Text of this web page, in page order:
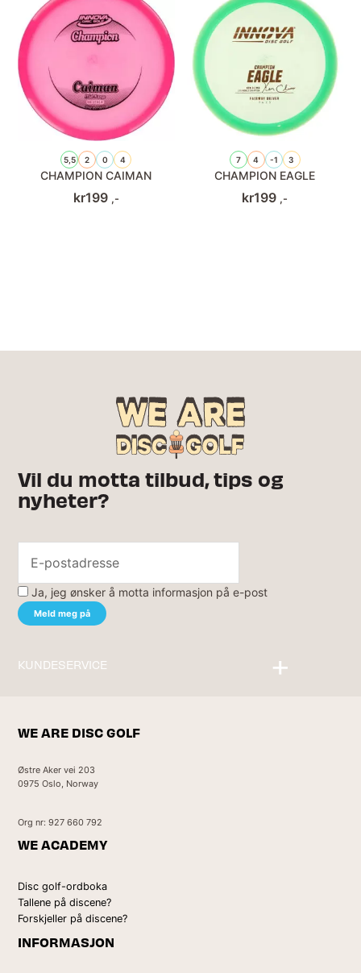
5,5 2 0 4
CHAMPION CAIMAN
kr199 ,-
7 4 -1 3
CHAMPION EAGLE
kr199 ,-
Vil du motta tilbud, tips og
nyheter?
Ja, jeg ønsker å motta informasjon på e-post
KUNDESERVICE
WE ARE DISC GOLF
Østre Aker vei 203
0975 Oslo, Norway
Org nr: 927 660 792
WE ACADEMY
Disc golf-ordboka
Tallene på discene?
Forskjeller på discene?
INFORMASJON